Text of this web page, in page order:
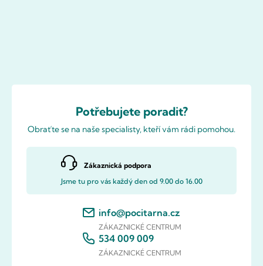
Potřebujete poradit?
Obraťte se na naše specialisty, kteří vám rádi pomohou.
Zákaznická podpora
Jsme tu pro vás každý den od 9.00 do 16.00
info@pocitarna.cz
ZÁKAZNICKÉ CENTRUM
534 009 009
ZÁKAZNICKÉ CENTRUM